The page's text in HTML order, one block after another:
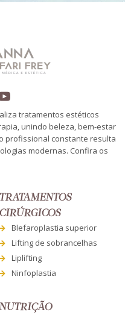
tratamentos estéticos
unindo beleza, bem-estar
profissional constante resulta
modernas. Confira os
TRATAMENTOS
CIRÚRGICOS
Blefaroplastia superior
Lifting de sobrancelhas
Liplifting
Ninfoplastia